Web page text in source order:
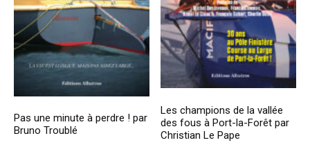
Pas une minute à perdre ! par
Bruno Troublé
Les champions de la vallée
des fous à Port-la-Forêt par
Christian Le Pape